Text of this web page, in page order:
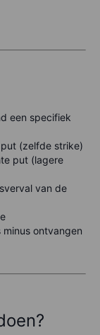
een specifiek
(zelfde strike)
put (lagere
van de
minus ontvangen